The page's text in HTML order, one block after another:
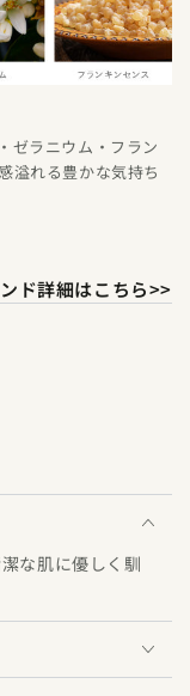
ゼラニウム・フラン
溢れる豊かな気持ち
ド詳細はこちら>>
な肌に優しく馴